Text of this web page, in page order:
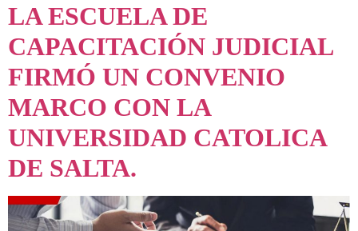
LA ESCUELA DE
CAPACITACIÓN JUDICIAL
FIRMÓ UN CONVENIO
MARCO CON LA
UNIVERSIDAD CATOLICA
DE SALTA.